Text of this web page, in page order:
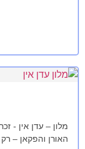
מלון – עדן אין -
האורן והפקאן – רק 45 דקות מתל אביב…